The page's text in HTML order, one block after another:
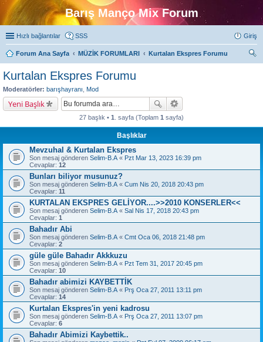
Barış Manço Mix Forum
Hızlı bağlantılar SSS Giriş
Forum Ana Sayfa MÜZİK FORUMLARI
Kurtalan Ekspres Forumu
Kurtalan Ekspres Forumu
Moderatörler: barışhayranı Mod
Yeni Başlık
27 başlık • 1 . sayfa (Toplam 1 sayfa)
Başlıklar
Mevzuhal & Kurtalan Ekspres
Son mesaj gönderen Selim-B.A « Pzt Mar 13, 2023 16:39 pm
Cevaplar: 12
Bunları biliyor musunuz?
Son mesaj gönderen Selim-B.A « Cum Nis 20, 2018 20:43 pm
Cevaplar: 11
KURTALAN EKSPRES GELİYOR....>>2010 KONSERLER<<
Son mesaj gönderen Selim-B.A « Sal Nis 17, 2018 20:43 pm
Cevaplar: 1
Bahadır Abi
Son mesaj gönderen Selim-B.A « Cmt Oca 06, 2018 21:48 pm
Cevaplar: 2
güle güle Bahadır Akkkuzu
Son mesaj gönderen Selim-B.A « Pzt Tem 31, 2017 20:45 pm
Cevaplar: 10
Bahadır abimizi KAYBETTİK
Son mesaj gönderen Selim-B.A « Prş Oca 27, 2011 13:11 pm
Cevaplar: 14
Kurtalan Ekspres'in yeni kadrosu
Son mesaj gönderen Selim-B.A « Prş Oca 27, 2011 13:07 pm
Cevaplar: 6
Bahadır Abimizi Kaybettik..